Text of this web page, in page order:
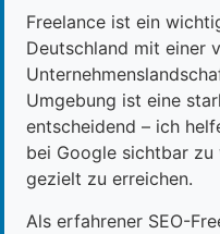
Freelance ist ein
Deutschland mit einer
Umgebung ist eine
entscheidend – ich
bei Google sichtbar
gezielt zu erreichen.
Als erfahrener SEO-